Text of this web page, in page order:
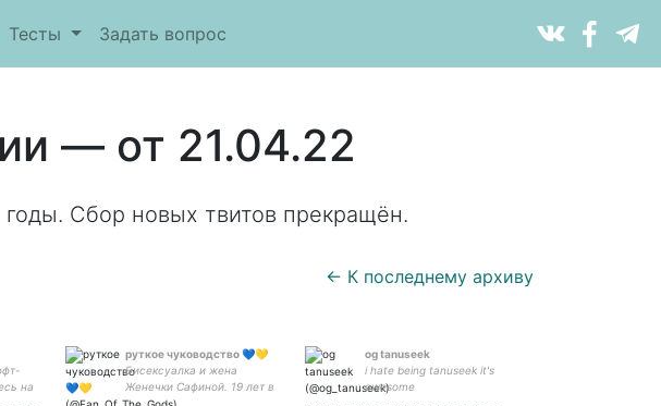
Тесты Задать вопрос
— от 21.04.22
Сбор новых твитов прекращён.
← К последнему архиву
на
руткое чуководство 💙💛
Бисексуалка и жена
Женечки Сафиной. 19 лет в
Азкабане
og tanuseek
i hate being tanuseek it's
awesome